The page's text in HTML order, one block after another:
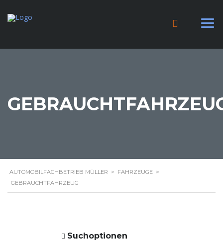
AUTOMOBILFACHBETRIEB MÜLLER > FAHRZEUGE >
GEBRAUCHTFAHRZEUG
Suchoptionen